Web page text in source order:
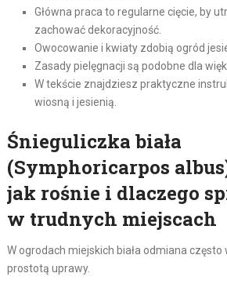
Główna praca to regularne cięcie, by
zachować dekoracyjność.
Owocowanie i kwiaty zdobią ogród
Zasady pielęgnacji są podobne dla
W tekście znajdziesz praktyczne
wiosną i jesienią.
Śnieguliczka biała
(Symphoricarpos
jak rośnie i dlaczego
w trudnych miejscach
W ogrodach miejskich biała odmiana często
prostotą uprawy.